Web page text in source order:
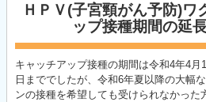
ＨＰＶ(子宮頸がん予防)ワ
ップ接種期間の延
キャッチアップ接種の期間は令和4年4月
日まででしたが、令和6年夏以降の大幅
ンの接種を希望しても受けられなかった